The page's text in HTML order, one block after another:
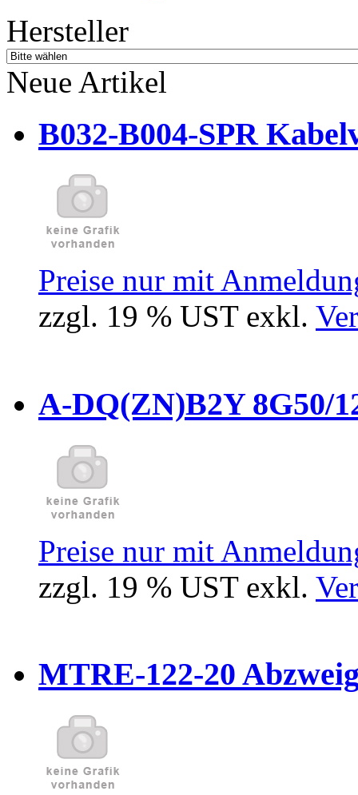
Hersteller
Neue Artikel
B032-B004-SPR
Preise nur mit
zzgl. 19 % UST exkl.
A-DQ(ZN)B2Y 8G50/
Preise nur mit
zzgl. 19 % UST exkl.
MTRE-122-20